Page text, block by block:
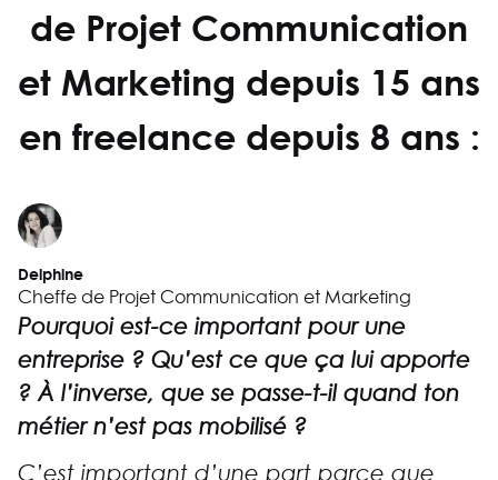
de Projet Communication
et Marketing depuis 15 ans
en freelance depuis 8 ans :
Delphine
Cheffe de Projet Communication et Marketing
Pourquoi est-ce important pour une
entreprise ? Qu’est ce que ça lui apporte
? À l’inverse, que se passe-t-il quand ton
métier n’est pas mobilisé ?
C’est important d’une part parce que